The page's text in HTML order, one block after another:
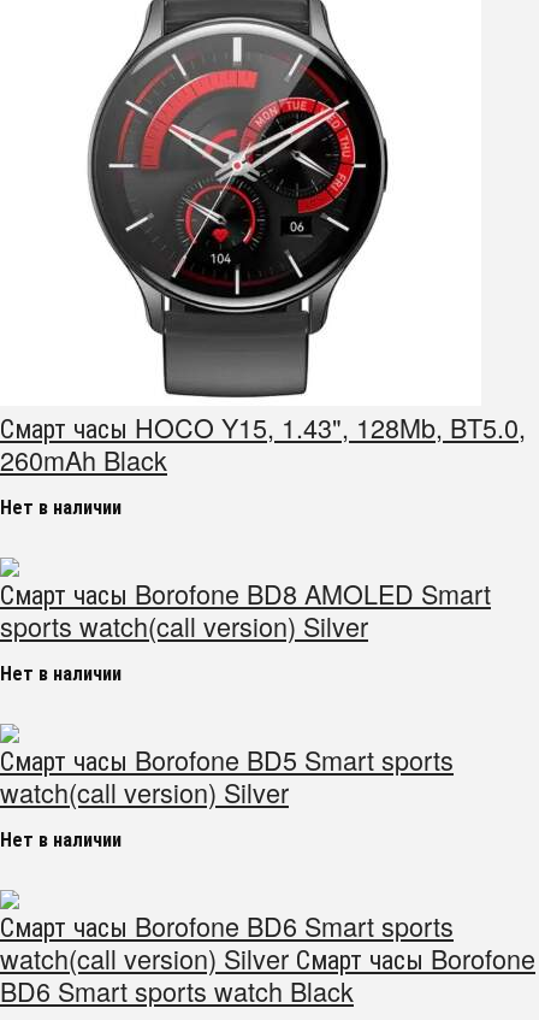
Смарт часы HOCO Y15, 1.43", 128Mb, BT5.0,
260mAh Black
Нет в наличии
Смарт часы Borofone BD8 AMOLED Smart
sports watch(call version) Silver
Нет в наличии
Смарт часы Borofone BD5 Smart sports
watch(call version) Silver
Нет в наличии
Смарт часы Borofone BD6 Smart sports
watch(call version) Silver Смарт часы Borofone
BD6 Smart sports watch Black